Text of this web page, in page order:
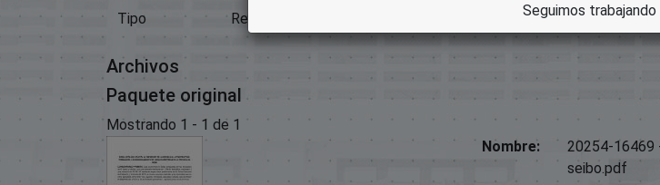
Tipo Resoluciones Internas, Bicamerales Y Memorias Constitucionales
Archivos
Paquete original
Mostrando 1 - 1 de 1
Nombre:
20254-16469
seibo.pdf
Seguimos trabajando